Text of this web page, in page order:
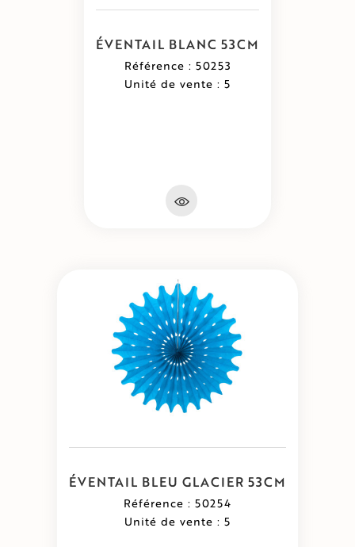
ÉVENTAIL BLANC 53CM
Référence : 50253
Unité de vente : 5
ÉVENTAIL BLEU GLACIER 53CM
Référence : 50254
Unité de vente : 5